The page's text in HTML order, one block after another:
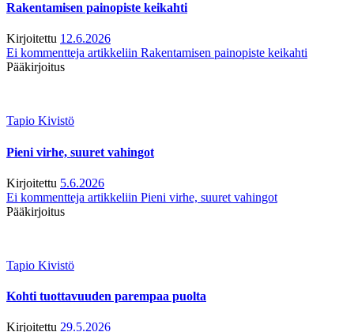
Rakentamisen painopiste keikahti
Kirjoitettu 12.6.2026
Ei kommentteja artikkeliin Rakentamisen painopiste keikahti
Pääkirjoitus
Tapio Kivistö
Pieni virhe, suuret vahingot
Kirjoitettu 5.6.2026
Ei kommentteja artikkeliin Pieni virhe, suuret vahingot
Pääkirjoitus
Tapio Kivistö
Kohti tuottavuuden parempaa puolta
Kirjoitettu 29.5.2026